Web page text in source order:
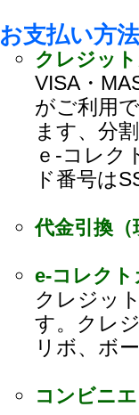
お支払い方
クレジッ
VISA・
がご利用
ます、分
ｅ-コレク
ド番号は
代金引換（
e-コレク
クレジッ
す。クレ
リボ、ボ
コンビニ